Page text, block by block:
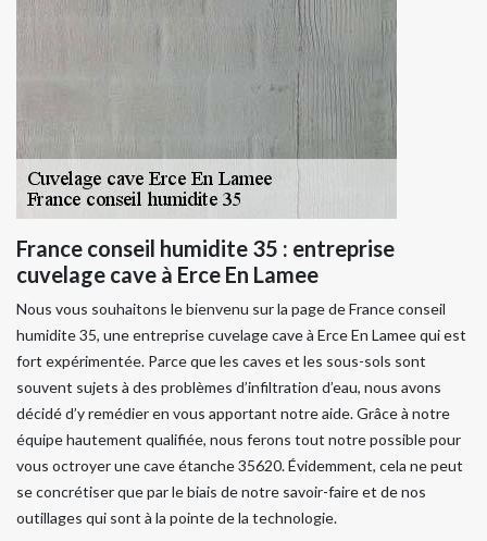
France conseil humidite 35 : entreprise
cuvelage cave à Erce En Lamee
Nous vous souhaitons le bienvenu sur la page de France conseil
humidite 35, une entreprise cuvelage cave à Erce En Lamee qui est
fort expérimentée. Parce que les caves et les sous-sols sont
souvent sujets à des problèmes d’infiltration d’eau, nous avons
décidé d’y remédier en vous apportant notre aide. Grâce à notre
équipe hautement qualifiée, nous ferons tout notre possible pour
vous octroyer une cave étanche 35620. Évidemment, cela ne peut
se concrétiser que par le biais de notre savoir-faire et de nos
outillages qui sont à la pointe de la technologie.